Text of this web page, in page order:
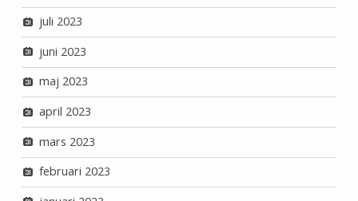
juli 2023
juni 2023
maj 2023
april 2023
mars 2023
februari 2023